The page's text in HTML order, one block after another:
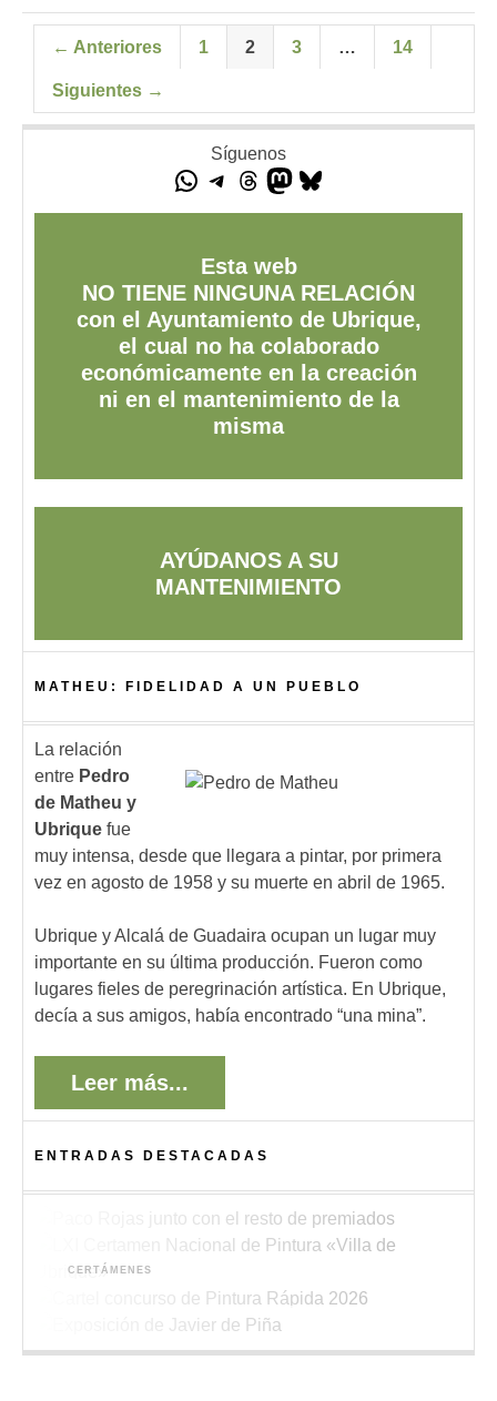
← Anteriores 1 2 3 … 14
Siguientes →
Síguenos
Esta web
NO TIENE NINGUNA RELACIÓN
con el Ayuntamiento de Ubrique,
el cual no ha colaborado
económicamente en la creación
ni en el mantenimiento de la
misma
AYÚDANOS A SU
MANTENIMIENTO
MATHEU: FIDELIDAD A UN PUEBLO
La relación
entre Pedro
de Matheu y
Ubrique fue
muy intensa, desde que llegara a pintar, por primera
vez en agosto de 1958 y su muerte en abril de 1965.
Ubrique y Alcalá de Guadaira ocupan un lugar muy
importante en su última producción. Fueron como
lugares fieles de peregrinación artística. En Ubrique,
decía a sus amigos, había encontrado “una mina”.
Leer más...
ENTRADAS DESTACADAS
Paco Rojas premiado en el XIII Concurso de
Pintura de Alboraya 2026
CERTÁMENES
Bases del LXI Certamen Nacional de Pintura
«Villa de Ubrique»
Bases del XV Concurso de Pintura Rápida al